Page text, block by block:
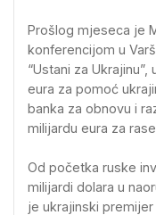
Prošlog mjeseca je
konferencijom u
“Ustani za
eura za pomoć
banka za obnovu i
milijardu eura za
Od početka ruske
milijardi dolara u
je ukrajinski premijer